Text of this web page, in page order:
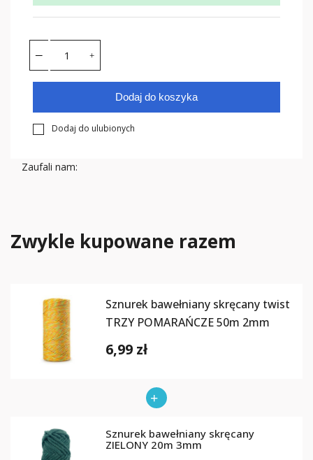
Dodaj do koszyka
Dodaj do ulubionych
Zaufali nam:
Zwykle kupowane razem
Sznurek bawełniany skręcany twist
TRZY POMARAŃCZE 50m 2mm
6,99 zł
Sznurek bawełniany skręcany
ZIELONY 20m 3mm